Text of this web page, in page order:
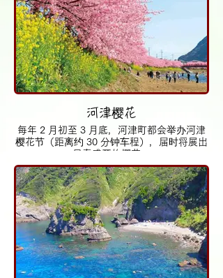
河津樱花
每年 2 月初至 3 月底，河津町都会举办河津
樱花节（距离约 30 分钟车程），届时将展出
早春盛开的樱花。